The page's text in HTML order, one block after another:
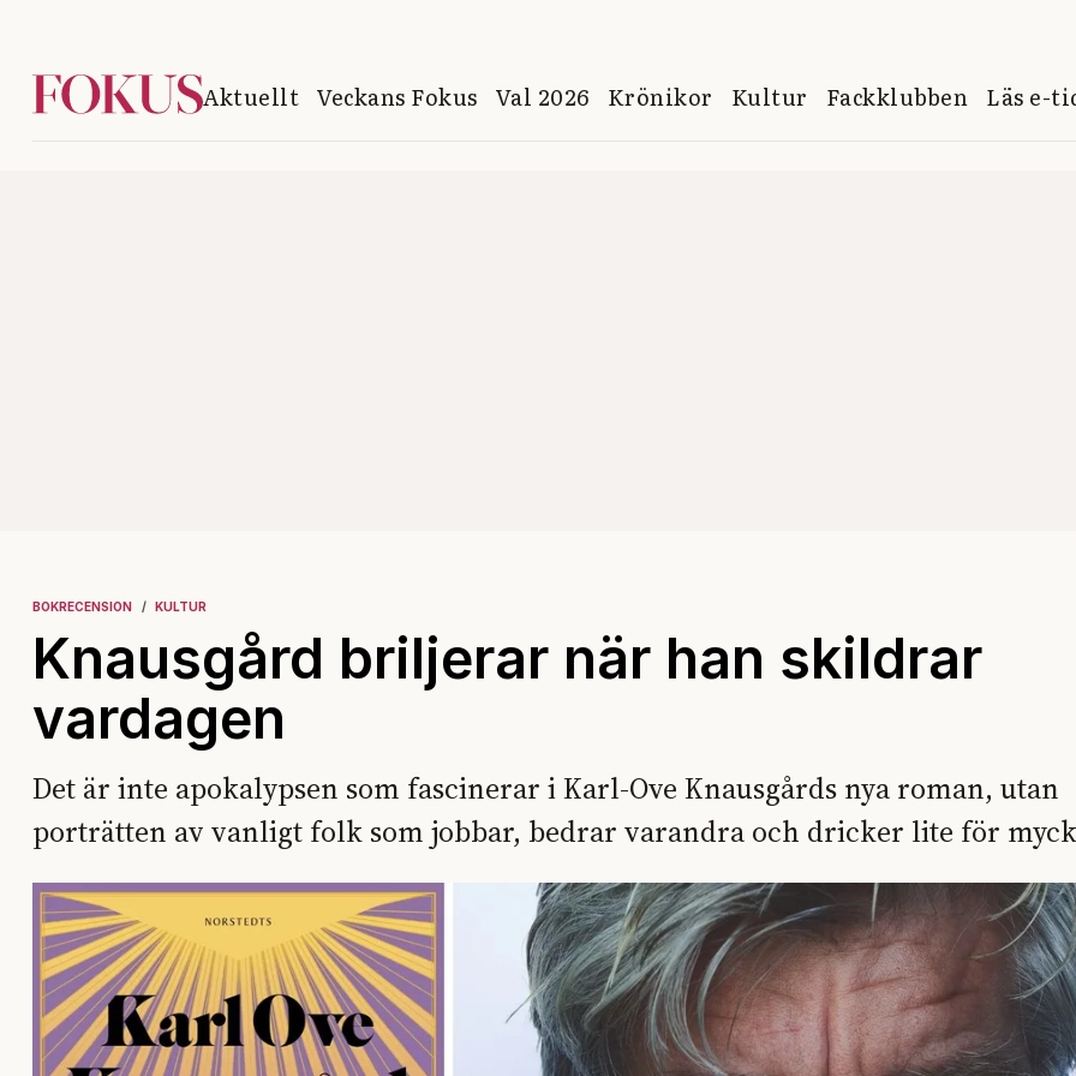
Aktuellt Veckans Fokus Val 2026 Krönikor Kultur Fackklubben Läs e-
BOKRECENSION KULTUR
Knausgård briljerar när han skildrar
vardagen
Det är inte apokalypsen som fascinerar i Karl-Ove Knausgårds nya roman, utan
porträtten av vanligt folk som jobbar, bedrar varandra och dricker lite för